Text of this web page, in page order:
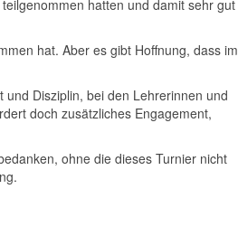
hatten und damit sehr gut
hat. Aber es gibt Hoffnung, dass im
Disziplin, bei den Lehrerinnen und
doch zusätzliches Engagement,
ohne die dieses Turnier nicht